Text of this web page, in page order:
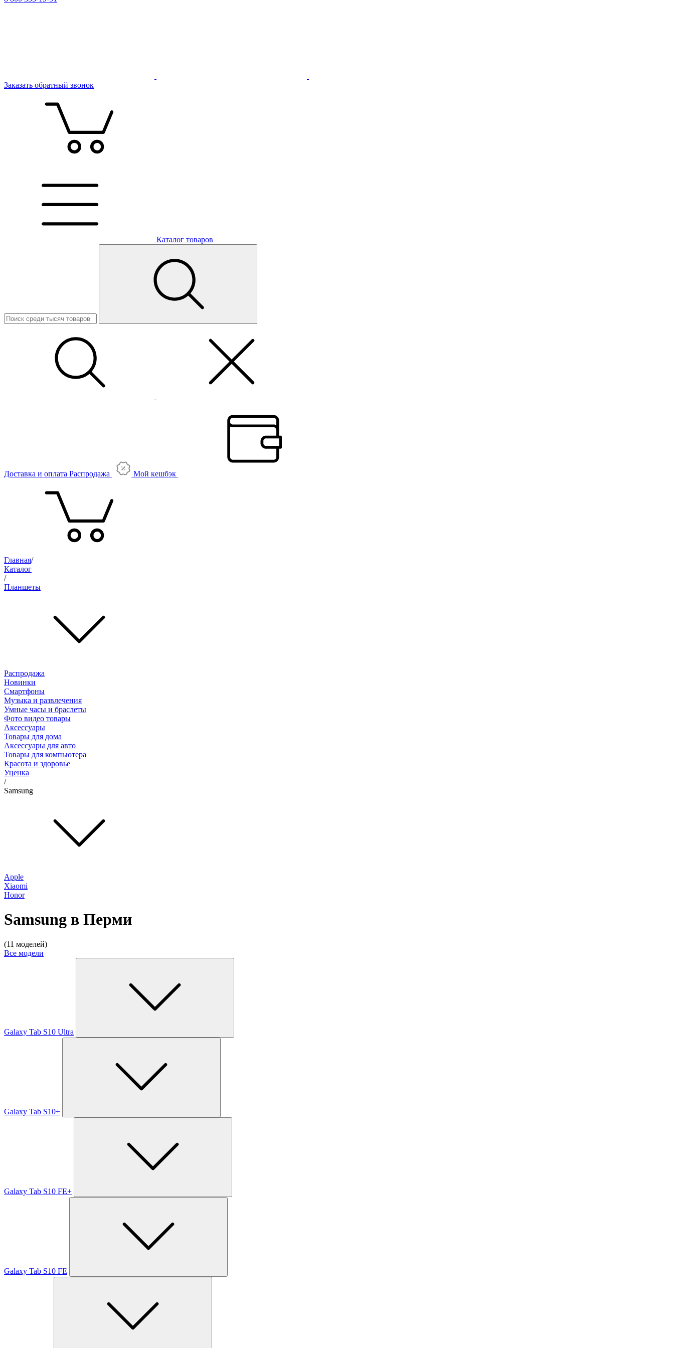
Заказать обратный звонок
Каталог товаров
Доставка и оплата Распродажа Мой кешбэк
Главная/
Каталог
/
Планшеты
Распродажа
Новинки
Смартфоны
Музыка и развлечения
Умные часы и браслеты
Фото видео товары
Аксессуары
Товары для дома
Аксессуары для авто
Товары для компьютера
Красота и здоровье
Уценка
/
Samsung
Apple
Xiaomi
Honor
Samsung в Перми
(11 моделей)
Все модели
Galaxy Tab S10 Ultra
Galaxy Tab S10+
Galaxy Tab S10 FE+
Galaxy Tab S10 FE